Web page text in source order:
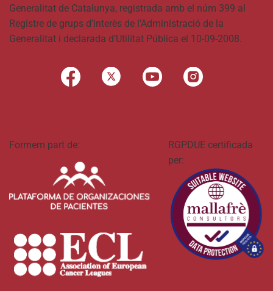
Generalitat de Catalunya, registrada amb el núm 399 al
Registre de grups d’interès de l’Administració de la
Generalitat i declarada d’Utilitat Pública el 10-09-2008.
Formem part de:
RGPDUE certificada
per: